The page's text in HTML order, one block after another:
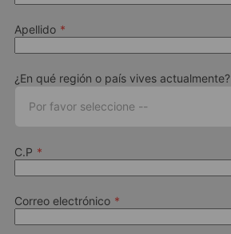
Apellido
¿En qué región o país vives actualmente?
Por favor seleccione --
C.P
Correo electrónico